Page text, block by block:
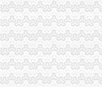
[转载]美国症专家雷
花卉园办执照
（办结）（渝北区）
山东旺盛园林股份有
[2018年]小田原花卉
山水LAVIE（山水奥